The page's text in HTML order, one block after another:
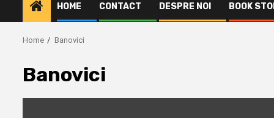
HOME CONTACT DESPRE NOI BOOK
Home Banovici
Banovici